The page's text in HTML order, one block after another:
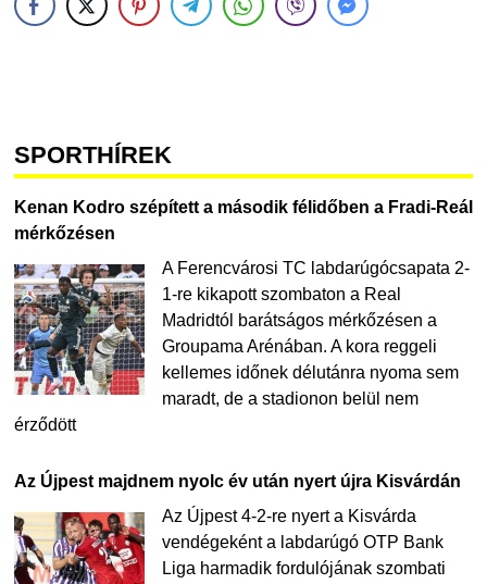
SPORTHÍREK
Kenan Kodro szépített a második félidőben a Fradi-Reál
mérkőzésen
A Ferencvárosi TC labdarúgócsapata 2-
1-re kikapott szombaton a Real
Madridtól barátságos mérkőzésen a
Groupama Arénában. A kora reggeli
kellemes időnek délutánra nyoma sem
maradt, de a stadionon belül nem
érződött
Az Újpest majdnem nyolc év után nyert újra Kisvárdán
Az Újpest 4-2-re nyert a Kisvárda
vendégeként a labdarúgó OTP Bank
Liga harmadik fordulójának szombati